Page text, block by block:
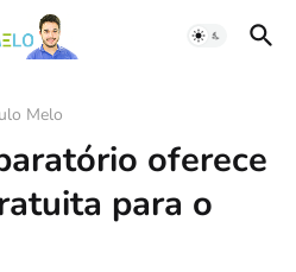
Melo
oferece
para o